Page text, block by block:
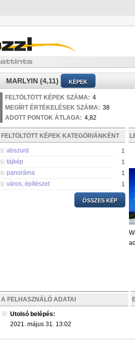
MARLYIN (4,11) KÉPEK
FELTÖLTÖTT KÉPEK SZÁMA: 4
MEGÍRT ÉRTÉKELÉSEK SZÁMA: 38
ADOTT PONTOK ÁTLAGA: 4,82
FELTÖLTÖTT KÉPEK KATEGÓRIÁNKÉNT
abszurd
1
tájkép
1
panoráma
1
város, építészet
1
ÖSSZES KÉP
A FELHASZNÁLÓ ADATAI
Utolsó belépés:
2021. május 31. 13:02